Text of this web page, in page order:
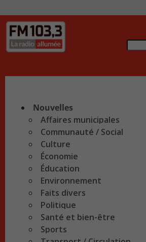
Nouvelles
Affaires municipales
Communauté / Social
Culture
Économie
Éducation
Environnement
Faits divers
Politique
Santé et bien-être
Sports